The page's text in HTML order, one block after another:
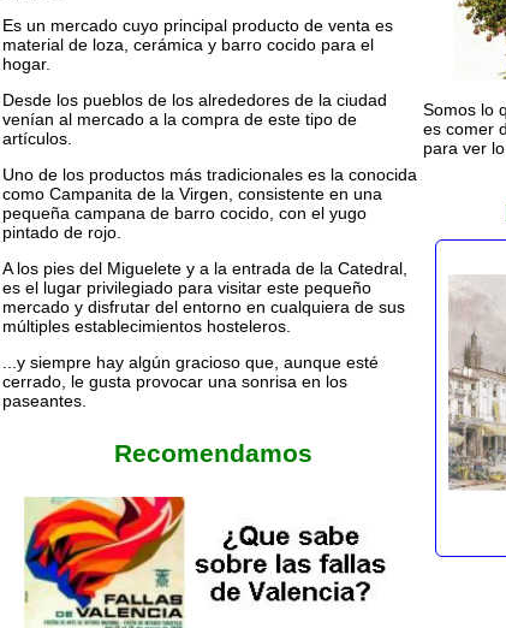
Es un mercado cuyo principal producto de venta es
material de loza, cerámica y barro cocido para el
hogar.
Desde los pueblos de los alrededores de la ciudad
venían al mercado a la compra de este tipo de
artículos.
Uno de los productos más tradicionales es la conocida
como Campanita de la Virgen, consistente en una
pequeña campana de barro cocido, con el yugo
pintado de rojo.
A los pies del Miguelete y a la entrada de la Catedral,
es el lugar privilegiado para visitar este pequeño
mercado y disfrutar del entorno en cualquiera de sus
múltiples establecimientos hosteleros.
...y siempre hay algún gracioso que, aunque esté
cerrado, le gusta provocar una sonrisa en los
paseantes.
Somos lo
es comer
para ver